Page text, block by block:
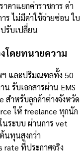
าคาแยกค่าราชการ ค่า
ร ไม่มีค่าใช้จ่ายซ่อน ใบ
รับเปลี่ยน
โดยทนายความ
ฯ และปริมณฑลทั้ง 50
น รับเอกสารผ่าน EMS
สำหรับลูกค้าต่างจังหวัด
ให้ freelance ทุกนัก
ระบบ ผ่านการ vet
นทุนสูงกว่า
ที่ประกาศจริง